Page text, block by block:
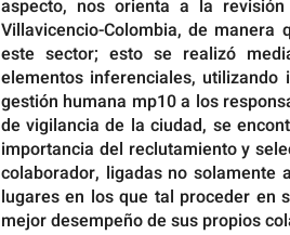
aspecto, nos orienta a la
Villavicencio-Colombia, de
este sector; esto se realizó
elementos inferenciales,
gestión humana mp10 a los
de vigilancia de la ciudad, se
importancia del reclutamiento y
colaborador, ligadas no solamente
lugares en los que tal proceder en
mejor desempeño de sus propios